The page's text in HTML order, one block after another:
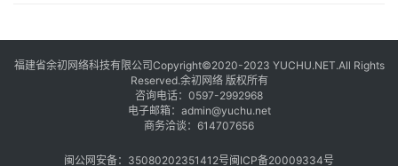
福建省余初网络科技有限公司Copyright©2020-2023 YUCHU.NET.All Rights
Reserved.余初网络 版权所有
咨询电话： 0597-2992968
电子邮箱： admin@yuchu.net
商务洽谈： 614707656
闽公网安备：35080202351412号闽ICP备20009334号